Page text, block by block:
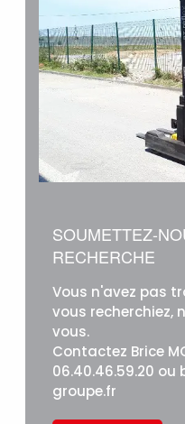
SOUMETTEZ-
RECHERCHE
Vous n'avez pas
vous recherchiez,
vous.
Contactez Brice
06.40.46.59.20 ou
groupe.fr